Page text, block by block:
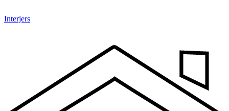
Interjers